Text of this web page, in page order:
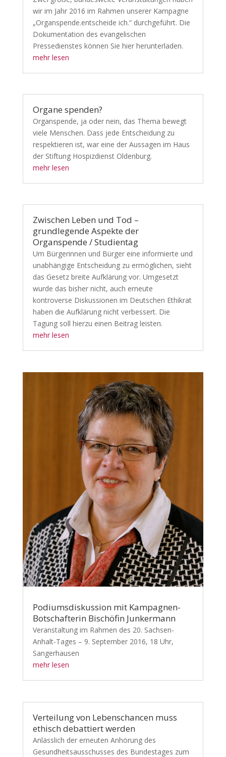
wir im Jahr 2016 im Rahmen unserer Kampagne
„Organspende.entscheide ich.“ durchgeführt. Die
Dokumentation des evangelischen
Pressedienstes können Sie hier herunterladen.
mehr lesen
Organe spenden?
Organspende, ja oder nein, das Thema bewegt
viele Menschen. Dass jede Entscheidung zu
respektieren ist, war eine der Aussagen im Haus
der Stiftung Hospizdienst Oldenburg.
mehr lesen
Zwischen Leben und Tod –
grundlegende Aspekte der
Organspende / Studientag
Um Bürgerinnen und Bürger eine informierte und
unabhängige Entscheidung zu ermöglichen, sieht
das Gesetz breite Aufklärung vor. Umgesetzt
wurde das bisher nicht, auch erneute
kontroverse Diskussionen im Deutschen Ethikrat
haben die Aufklärung nicht verbessert. Die
Tagung soll hierzu einen Beitrag leisten.
mehr lesen
Podiumsdiskussion mit Kampagnen-
Botschafterin Bischöfin Junkermann
Veranstaltung im Rahmen des 20. Sachsen-
Anhalt-Tages – 9. September 2016, 18 Uhr,
Sangerhausen
mehr lesen
Verteilung von Lebenschancen muss
ethisch debattiert werden
Anlässlich der erneuten Anhörung des
Gesundheitsausschusses des Bundestages zum